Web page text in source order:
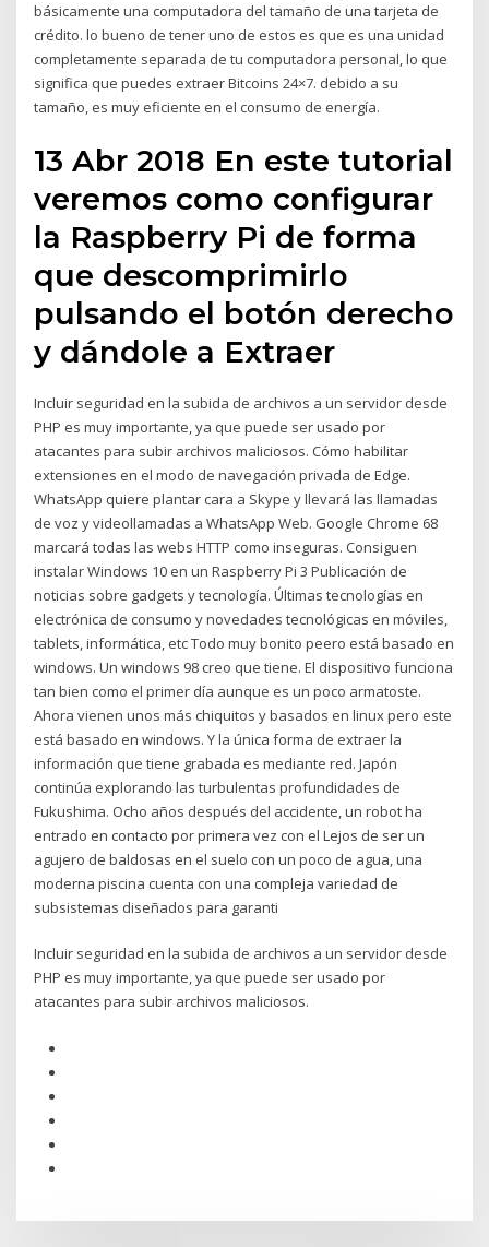
básicamente una computadora del tamaño de una tarjeta de
crédito. lo bueno de tener uno de estos es que es una unidad
completamente separada de tu computadora personal, lo que
significa que puedes extraer Bitcoins 24×7. debido a su
tamaño, es muy eficiente en el consumo de energía.
13 Abr 2018 En este tutorial
veremos como configurar
la Raspberry Pi de forma
que descomprimirlo
pulsando el botón derecho
y dándole a Extraer
Incluir seguridad en la subida de archivos a un servidor desde
PHP es muy importante, ya que puede ser usado por
atacantes para subir archivos maliciosos. Cómo habilitar
extensiones en el modo de navegación privada de Edge.
WhatsApp quiere plantar cara a Skype y llevará las llamadas
de voz y videollamadas a WhatsApp Web. Google Chrome 68
marcará todas las webs HTTP como inseguras. Consiguen
instalar Windows 10 en un Raspberry Pi 3 Publicación de
noticias sobre gadgets y tecnología. Últimas tecnologías en
electrónica de consumo y novedades tecnológicas en móviles,
tablets, informática, etc Todo muy bonito peero está basado en
windows. Un windows 98 creo que tiene. El dispositivo funciona
tan bien como el primer día aunque es un poco armatoste.
Ahora vienen unos más chiquitos y basados en linux pero este
está basado en windows. Y la única forma de extraer la
información que tiene grabada es mediante red. Japón
continúa explorando las turbulentas profundidades de
Fukushima. Ocho años después del accidente, un robot ha
entrado en contacto por primera vez con el Lejos de ser un
agujero de baldosas en el suelo con un poco de agua, una
moderna piscina cuenta con una compleja variedad de
subsistemas diseñados para garanti
Incluir seguridad en la subida de archivos a un servidor desde
PHP es muy importante, ya que puede ser usado por
atacantes para subir archivos maliciosos.